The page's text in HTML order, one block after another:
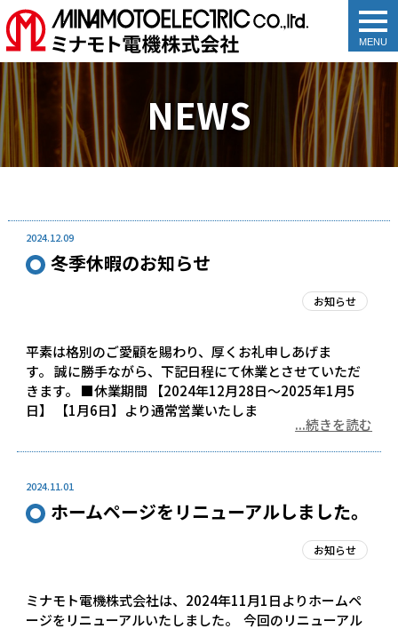
NEWS
2024.12.09
冬季休暇のお知らせ
お知らせ
平素は格別のご愛顧を賜わり、厚くお礼申しあげま
す。 誠に勝手ながら、下記日程にて休業とさせていただ
きます。 ■休業期間 【2024年12月28日～2025年1月5
日】 【1月6日】より通常営業いたしま
...続きを読む
2024.11.01
ホームページをリニューアルしました。
お知らせ
ミナモト電機株式会社は、2024年11月1日よりホームペ
ージをリニューアルいたしました。 今回のリニューアル